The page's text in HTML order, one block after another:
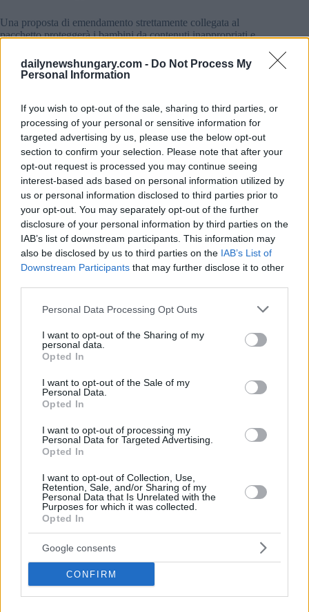
dailynewshungary.com - Do Not Process My
Personal Information
If you wish to opt-out of the sale, sharing to third parties, or
processing of your personal or sensitive information for
targeted advertising by us, please use the below opt-out
section to confirm your selection. Please note that after your
opt-out request is processed you may continue seeing
interest-based ads based on personal information utilized by
us or personal information disclosed to third parties prior to
your opt-out. You may separately opt-out of the further
disclosure of your personal information by third parties on the
IAB’s list of downstream participants. This information may
also be disclosed by us to third parties on the IAB’s List of
Downstream Participants that may further disclose it to other
Please note that this website/app uses one or more Google
not limited to your visit or usage behaviour. You may click to
grant or deny consent to Google and its third-party tags to
use your data for below specified purposes in below Google
consent section.
Personal Data Processing Opt Outs
I want to opt-out of the Sharing of my
personal data.
Opted In
I want to opt-out of the Sale of my
Personal Data.
Opted In
I want to opt-out of processing my
Personal Data for Targeted Advertising.
Opted In
I want to opt-out of Collection, Use,
Retention, Sale, and/or Sharing of my
Personal Data that Is Unrelated with the
Purposes for which it was collected.
Opted In
Google consents
CONFIRM
Una proposta di emendamento strettamente collegata al
pacchetto proteggerà i bambini da contenuti inappropriati e
internet” per i loro figli, con i siti inseriti nella lista nera
dell’Autorità nazionale per i media e le infocomunicazioni
Si affrontano problemi reali?
Ancora, non ci sono notizie se il gabinetto Orbán ha
intenzione di risolvere i problemi più importanti del settore È
sottofinanziato, i lavoratori sono pagati un salario
estremamente basso, un bambino di 14 anni riceve 5400 HUF
come paghetta, solo 1500 HUF sono spesi per la
colazione/pranzo/cena di un bambino Come politico András
Jámborfatto notare, gran parte dei giovani che abbandonano
l’assistenza diventano senzatetto e la prostituzione è presente
tra i bambini. “Si potrebbe continuare a lungo sulle esigenze
della professione a cui non viene data risposta qui, ha
concluso.
Leggi anche:
FM ungherese Szijjártó parla di rivoluzione
Cooperazione internazionale: la polizia arresta i
trafficanti d’armi slovacchi in Ungheria e Slovacchia
#legge #parlamento ungherese ungheria
Leave a Reply
Your email address will not be published. Required fields are marked*
Add Comment*